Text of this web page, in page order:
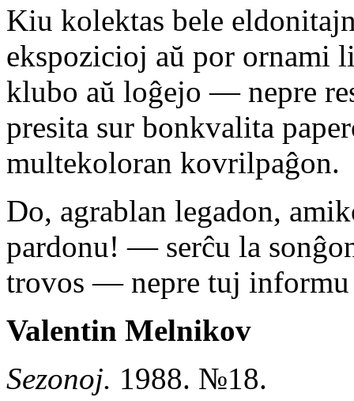
Kiu kolektas bele
ekspozicioj aŭ por ornami
klubo aŭ loĝejo — nepre
presita sur bonkvalita
multekoloran kovrilpaĝon.
Do, agrablan legadon,
pardonu! — serĉu la
trovos — nepre tuj
Valentin Melnikov
Sezonoj. 1988. №18.